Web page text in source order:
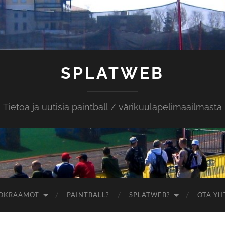
SPLATWEB
Tietoa ja uutisia paintball / värikuulapelimaailmasta
PAINTBALL? SPLATWEB? OTA